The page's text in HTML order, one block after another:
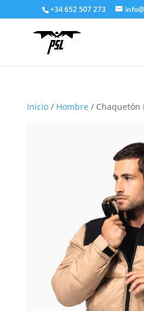
+34 652 507 273
Inicio/ Hombre / Chaquetón